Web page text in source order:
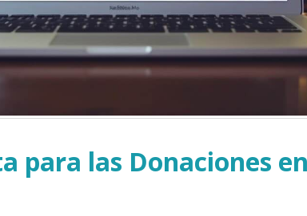
para las Donaciones